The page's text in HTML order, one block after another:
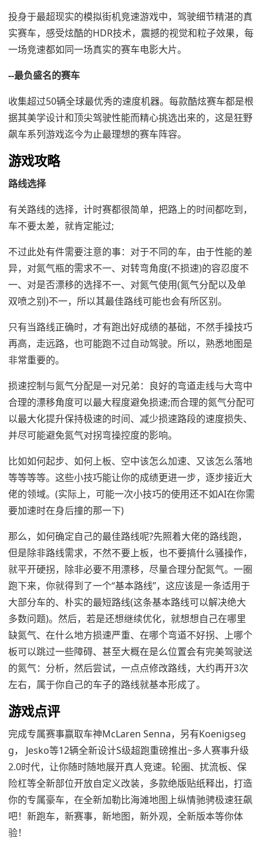
投身于最超现实的模拟街机竞速游戏中，驾驶细节精湛的真
实赛车，感受炫酷的HDR技术，震撼的视觉和粒子效果，每
一场竞速都如同一场真实的赛车电影大片。
--最负盛名的赛车
收集超过50辆全球最优秀的速度机器。每款酷炫赛车都是根
据其美学设计和顶尖驾驶性能而精心挑选出来的，这是狂野
飙车系列游戏迄今为止最理想的赛车阵容。
游戏攻略
路线选择
有关路线的选择，计时赛都很简单，把路上的时间都吃到，
车不要太差，就肯定能过;
不过此处有件需要注意的事：对于不同的车，由于性能的差
异，对氮气瓶的需求不一、对转弯角度(不损速)的容忍度不
一、对是否漂移的选择不一、对氮气使用(氮气分配以及单
双喷之别)不一，所以其最佳路线可能也会有所区别。
只有当路线正确时，才有跑出好成绩的基础，不然手操技巧
再高，走远路，也可能跑不过自动驾驶。所以，熟悉地图是
非常重要的。
损速控制与氮气分配是一对兄弟：良好的弯道走线与大弯中
合理的漂移角度可以最大程度避免损速;而合理的氮气分配可
以最大化提升保持极速的时间、减少损速路段的速度损失、
并尽可能避免氮气对拐弯操控度的影响。
比如如何起步、如何上板、空中该怎么加速、又该怎么落地
等等等等。这些小技巧能让你的成绩更进一步，逐步接近大
佬的领域。(实际上，可能一次小技巧的使用还不如AI在你需
要加速时在身后撞的那一下)
那么，如何确定自己的最佳路线呢?先照着大佬的路线跑，
但是除非路线需求，不然不要上板，也不要搞什么骚操作，
就平开硬拐，除非必要不用漂移，尽量合理分配氮气。一圈
跑下来，你就得到了一个“基本路线”，这应该是一条适用于
大部分车的、朴实的最短路线(这条基本路线可以解决绝大
多数问题)。然后，若是还想继续优化，就想想自己在哪里
缺氮气、在什么地方损速严重、在哪个弯道不好拐、上哪个
板可以跳过一些障碍、甚至大概在是么位置会有完美驾驶送
的氮气：分析，然后尝试，一点点修改路线，大约再开3次
左右，属于你自己的车子的路线就基本形成了。
游戏点评
完成专属赛事赢取车神McLaren Senna，另有Koenigseg
g， Jesko等12辆全新设计S级超跑重磅推出~多人赛事升级
2.0时代，让你随时随地展开真人竞速。轮圈、扰流板、保
险杠等全新部位开放自定义改装，多款绝版贴纸释出，打造
你的专属豪车，在全新加勒比海滩地图上纵情驰骋极速狂飙
吧！新跑车，新赛事，新地图，新外观，全新版本等你体
验！